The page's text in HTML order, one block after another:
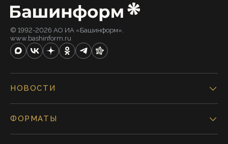
© 1992-2026 АО ИА «Башинформ».
www.bashinform.ru
НОВОСТИ
ФОРМАТЫ